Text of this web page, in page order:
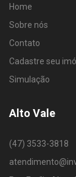
Home
Sobre nós
Contato
Cadastre seu
Simulação
Alto Vale
(47) 3533-3818